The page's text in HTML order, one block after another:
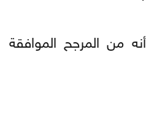
من المرجح الموافقة